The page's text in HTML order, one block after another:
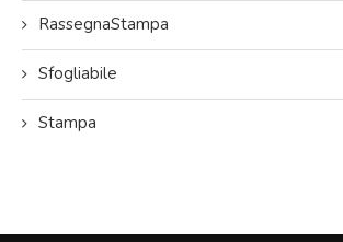
RassegnaStampa
Sfogliabile
Stampa